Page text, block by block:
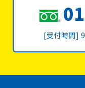
[受付時間]